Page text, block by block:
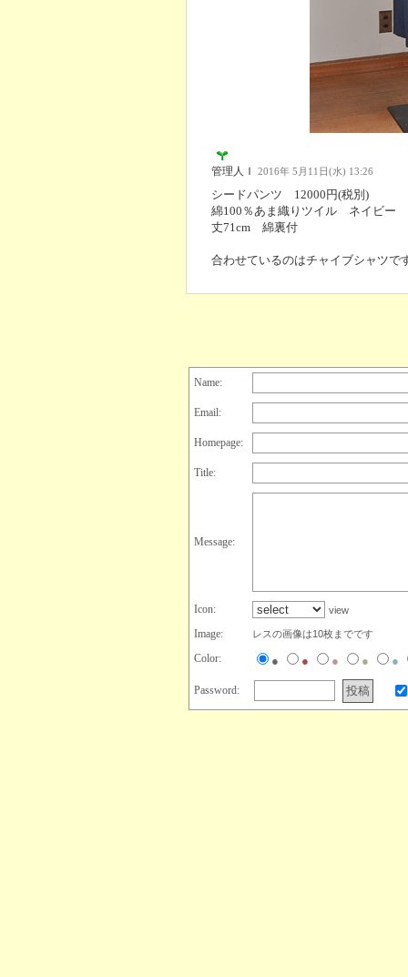
管理人Ｉ 2016年 5月11日(水) 13:26
シードパンツ 12000円(税別)
綿100％あま織りツイル ネイビー
丈71cm 綿裏付
合わせているのはチャイブシャツで
Name:
Email:
Homepage:
Title:
Message:
Icon: view
Image: レスの画像は10枚までです
Color: ● ● ● ● ●
Password: